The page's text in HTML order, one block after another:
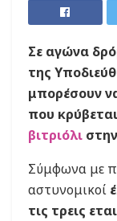
Σε αγώνα
της
μπορέσουν
που
βιτριόλι
Σύμφωνα με
αστυνομικοί
τις τρεις